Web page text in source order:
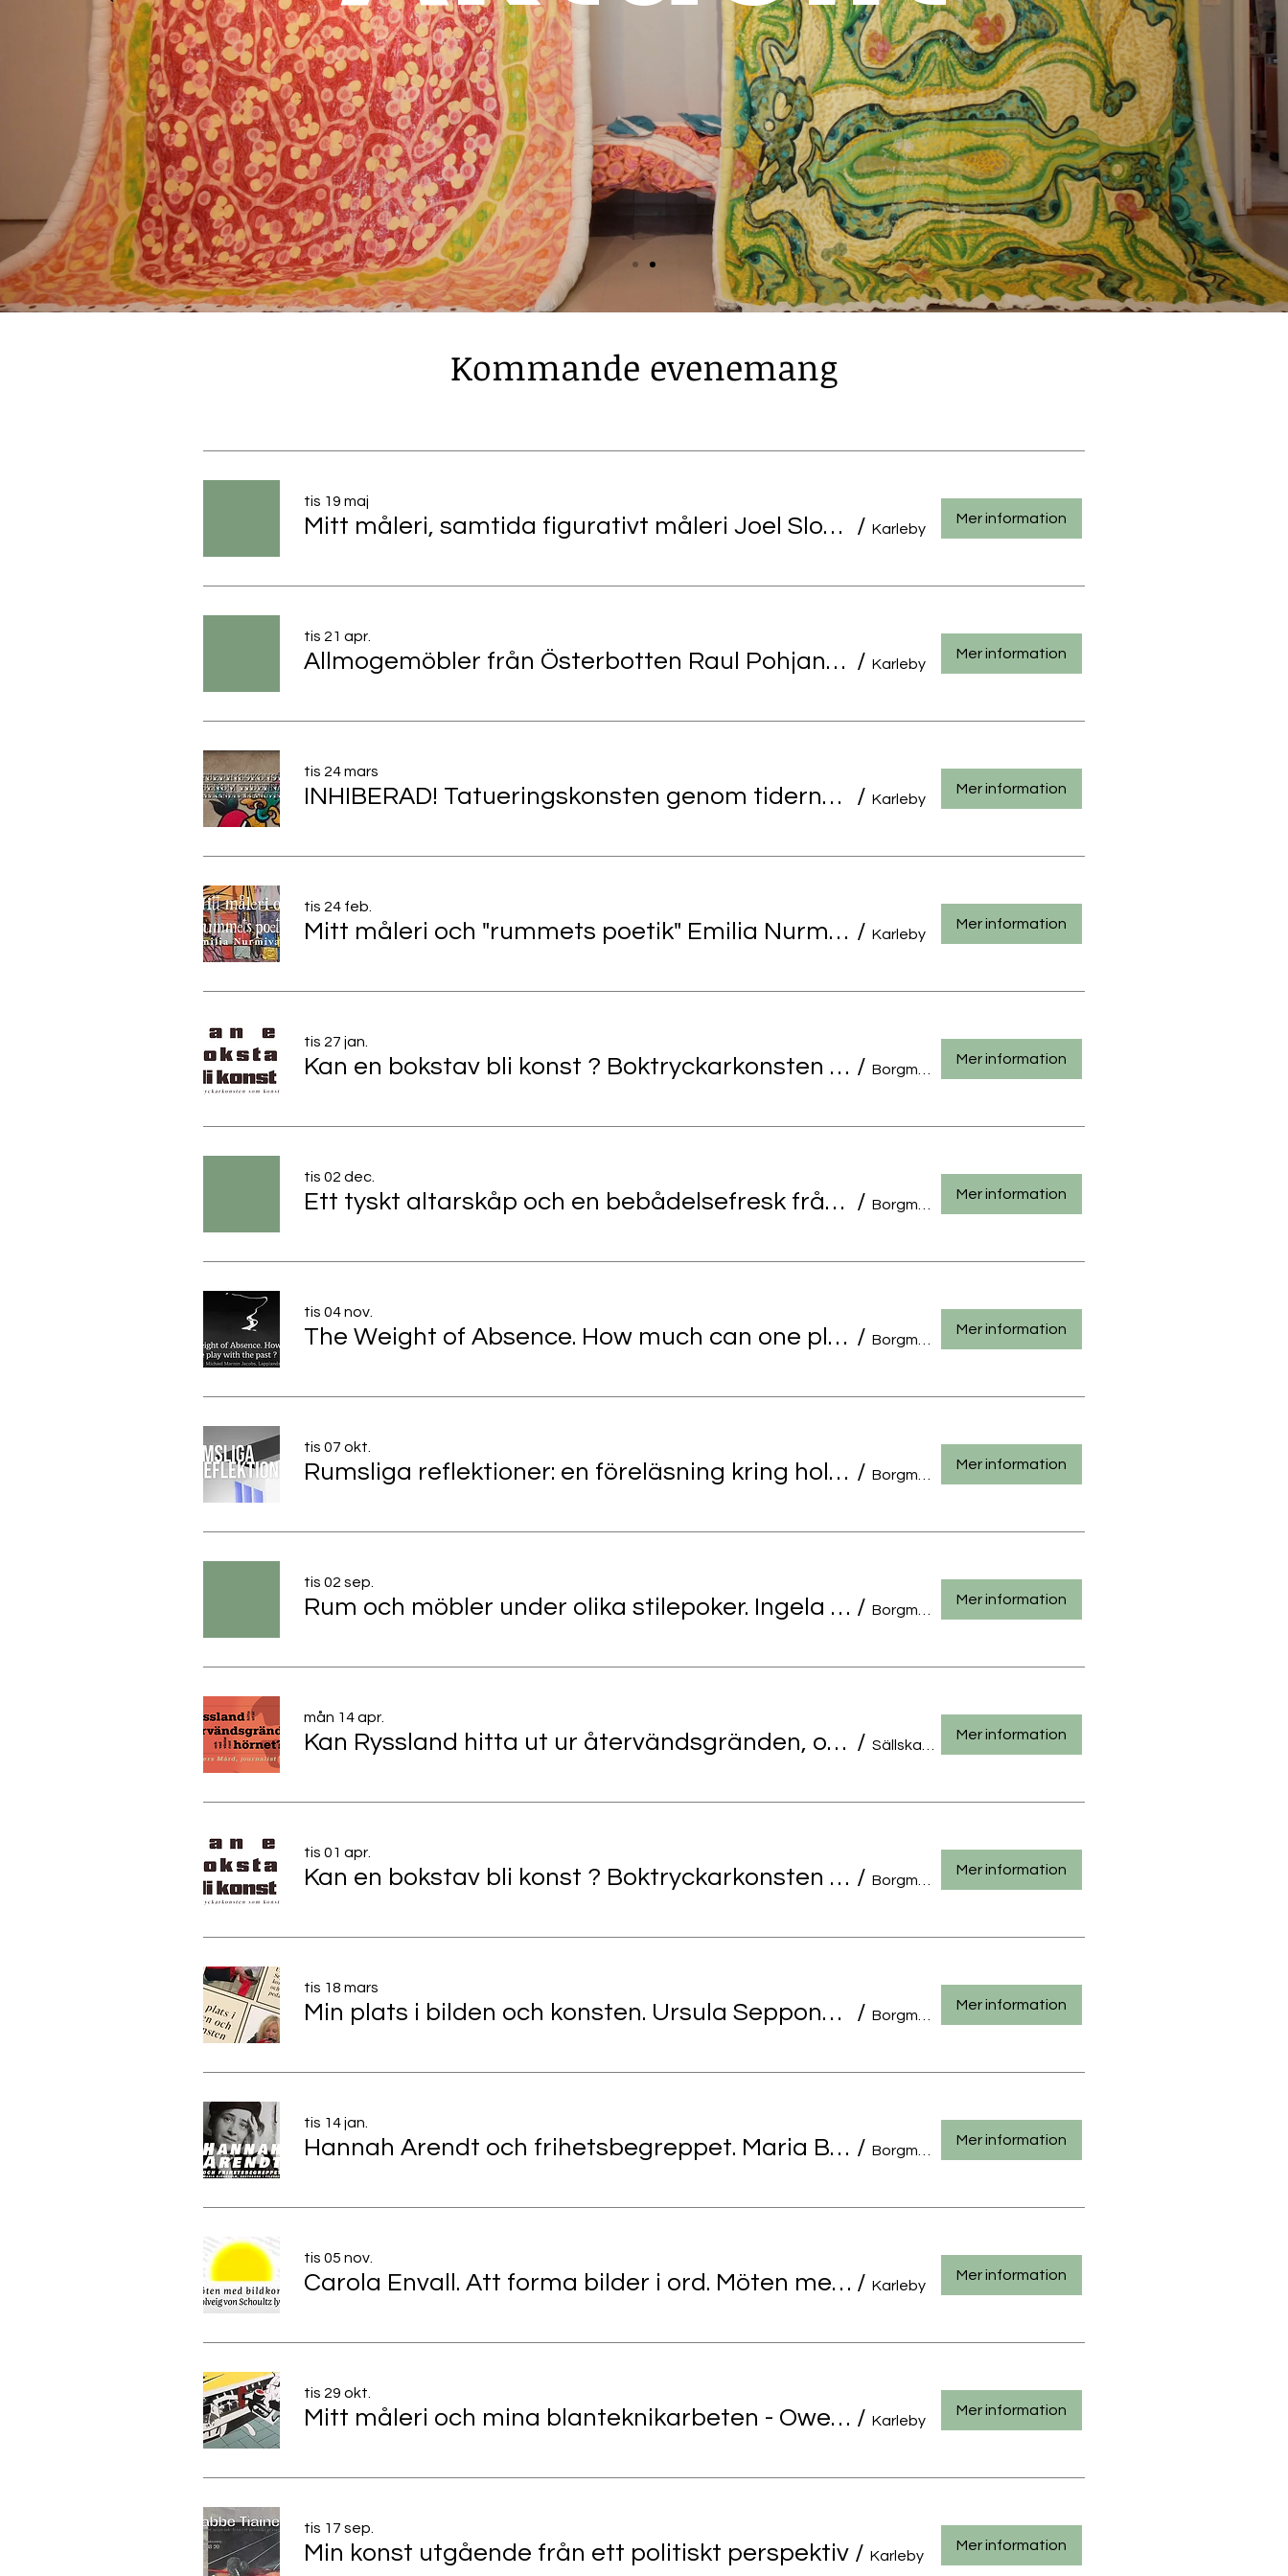
Kommande evenemang
tis 19 maj
Mitt måleri, samtida figurativt måleri Joel Slotte, bildkonstnär /Karleby
Mer information
tis 21 apr.
Allmogemöbler från Österbotten Raul Pohjanen, antikexpert /Karleby
Mer information
tis 24 mars
INHIBERAD! Tatueringskonsten genom tiderna Alexander Granqvist, bildkonstnär och tatuerare /Karleby
Mer information
tis 24 feb.
Mitt måleri och "rummets poetik" Emilia Nurmivaara, bildkonstnär /Karleby
Mer information
tis 27 jan.
Kan en bokstav bli konst ? Boktryckarkonsten som konstform. Camilla Gunnar, konstnär och boktryckare / Mer information
tis 02 dec.
Ett tyskt altarskåp och en bebådelsefresk från Italien. Charlotte von Essen, konsthistoriker och pedagog / Mer information
tis 04 nov.
The Weight of Absence. How much can one play with the past ? Auto-ethnographic artistic exploration and research / Mer information
tis 07 okt.
Rumsliga reflektioner: en föreläsning kring holistisk inredningsdesign, kulturell identitet och medveten konsumtion. / Mer information
tis 02 sep.
Rum och möbler under olika stilepoker. Ingela Bodbacka-Rak, kulturvetare / Mer information
mån 14 apr.
Kan Ryssland hitta ut ur återvändsgränden, och vad väntar runt hörnet ? Anders Mård, journalist YLE / Mer information
tis 01 apr.
Kan en bokstav bli konst ? Boktryckarkonsten som konstform. Camilla Gunnar, konstnär och boktryckare / Mer information
tis 18 mars
Min plats i bilden och konsten. Ursula Sepponen, konstnär och pedagog / Mer information
tis 14 jan.
Hannah Arendt och frihetsbegreppet. Maria Björkholm, doktorand i filosofi / Mer information
tis 05 nov.
Carola Envall. Att forma bilder i ord. Möten med bildkonst i Solveig von Schoultz lyrik. /Karleby
Mer information
tis 29 okt.
Mitt måleri och mina blanteknikarbeten - Owe Åsvik /Karleby
Mer information
tis 17 sep.
Min konst utgående från ett politiskt perspektiv / Karleby
Mer information